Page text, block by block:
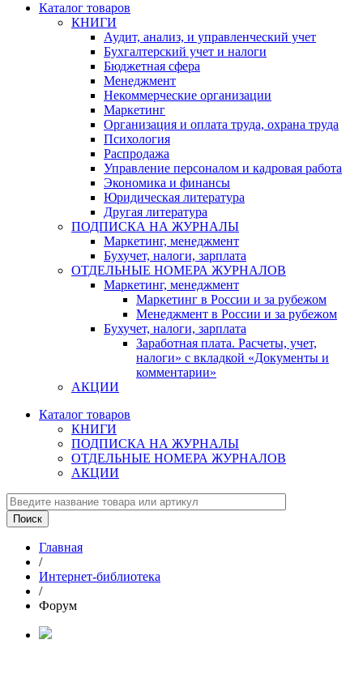
Каталог товаров
КНИГИ
Аудит, анализ, и управленческий учет
Бухгалтерский учет и налоги
Бюджетная сфера
Менеджмент
Некоммерческие организации
Маркетинг
Организация и оплата труда, охрана труда
Психология
Распродажа
Управление персоналом и кадровая работа
Экономика и финансы
Юридическая литература
Другая литература
ПОДПИСКА НА ЖУРНАЛЫ
Маркетинг, менеджмент
Бухучет, налоги, зарплата
ОТДЕЛЬНЫЕ НОМЕРА ЖУРНАЛОВ
Маркетинг, менеджмент
Маркетинг в России и за рубежом
Менеджмент в России и за рубежом
Бухучет, налоги, зарплата
Заработная плата. Расчеты, учет,
налоги» с вкладкой «Документы и
комментарии»
АКЦИИ
Каталог товаров
КНИГИ
ПОДПИСКА НА ЖУРНАЛЫ
ОТДЕЛЬНЫЕ НОМЕРА ЖУРНАЛОВ
АКЦИИ
Главная
/
Интернет-библиотека
/
Форум